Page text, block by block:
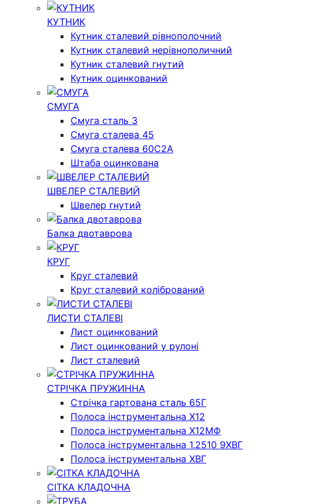
КУТНИК
Кутник сталевий рівнополочний
Кутник сталевий нерівнополичний
Кутник сталевий гнутий
Кутник оцинкований
СМУГА
Смуга сталь 3
Смуга сталева 45
Смуга сталева 60С2А
Штаба оцинкована
ШВЕЛЕР СТАЛЕВИЙ
Швелер гнутий
Балка двотаврова
КРУГ
Круг сталевий
Круг сталевий колібрований
ЛИСТИ СТАЛЕВІ
Лист оцинкований
Лист оцинкований у рулоні
Лист сталевий
СТРІЧКА ПРУЖИННА
Стрічка гартована сталь 65Г
Полоса інструментальна Х12
Полоса інструментальна Х12МФ
Полоса інструментальна 1.2510 9ХВГ
Полоса інструментальна ХВГ
СІТКА КЛАДОЧНА